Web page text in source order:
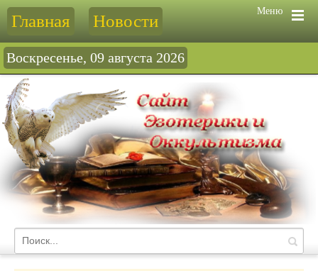
Меню
Главная Новости
Воскресенье, 09 августа 2026